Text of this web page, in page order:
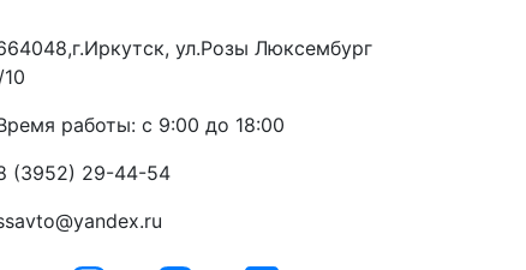
ул.Розы Люксембург
работы: с 9:00 до 18:00
(3952) 29-44-54